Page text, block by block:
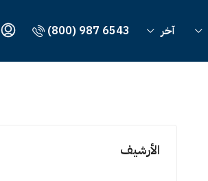
آخر (800) 987 6543
الأرشيف